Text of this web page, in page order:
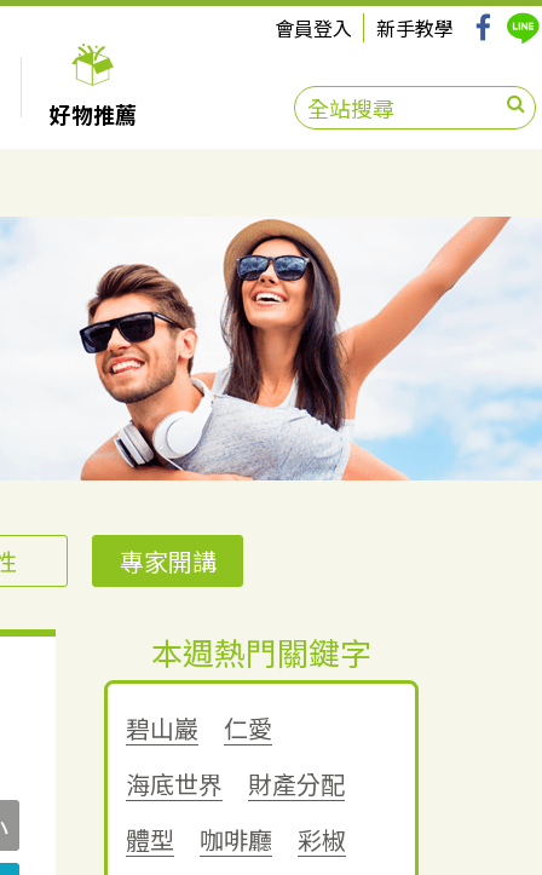
會員登入 新手教學
好物推薦
專家開講
本週熱門關鍵字
碧山巖
仁愛
海底世界
財產分配
體型
咖啡廳
彩椒